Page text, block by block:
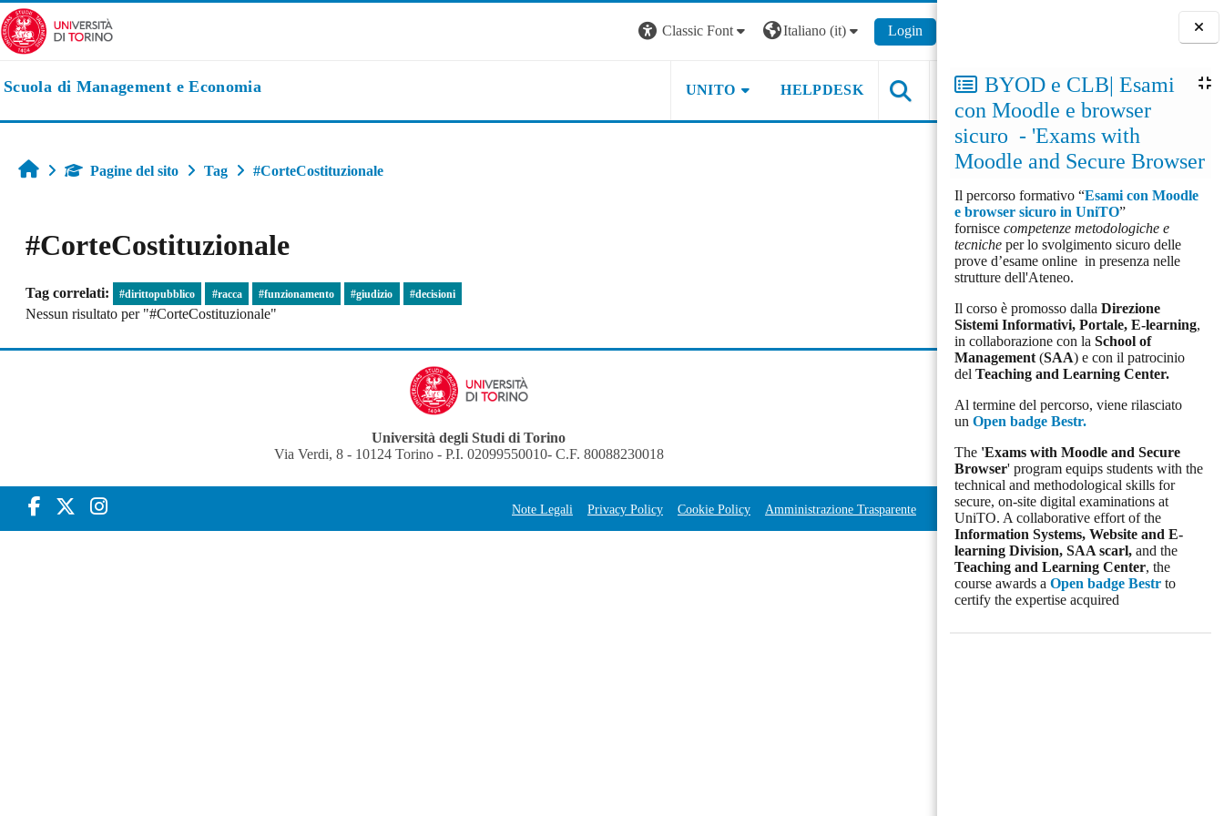
Vai al contenuto principale
Blocchi
BYOD e CLB| Esami
con Moodle e browser
sicuro - 'Exams with
Moodle and Secure Browser
Il percorso formativo “Esami con Moodle
e browser sicuro in UniTO”
forniscecompetenze metodologiche e
tecniche per lo svolgimento sicuro delle
prove d’esame online in presenza nelle
strutture dell'Ateneo.
Il corso è promosso dallaDirezione
Sistemi Informativi, Portale, E-learning,
in collaborazione con laSchool of
Management (SAA) e con il patrocinio
delTeaching and Learning Center.
Al termine del percorso, viene rilasciato
unOpen badge Bestr.
The 'Exams with Moodle and Secure
Browser' program equips students with the
technical and methodological skills for
secure, on-site digital examinations at
UniTO. A collaborative effort of the
Information Systems, Website and E-
learning Division, SAA scarl,and the
Teaching and Learning Center, the
course awards aOpen badge Bestr to
certify the expertise acquired
Classic Font Italiano ‎(it)‎ Login
Scuola di Management e Economia UNITO HELPDESK
HomePagine del sito Tag #CorteCostituzionale
#CorteCostituzionale
Tag correlati: #dirittopubblico #racca #funzionamento #giudizio #decisioni
Nessun risultato per "#CorteCostituzionale"
Università degli Studi di Torino
Via Verdi, 8 - 10124 Torino - P.I. 02099550010- C.F. 80088230018
Note Legali Privacy Policy Cookie Policy Amministrazione Trasparente